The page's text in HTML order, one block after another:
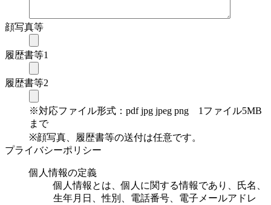
顔写真等
履歴書等1
履歴書等2
※対応ファイル形式：pdf jpg jpeg png 1ファイル5MB
まで
※顔写真、履歴書等の送付は任意です。
プライバシーポリシー
個人情報の定義
個人情報とは、個人に関する情報であり、氏名、
生年月日、性別、電話番号、電子メールアドレ